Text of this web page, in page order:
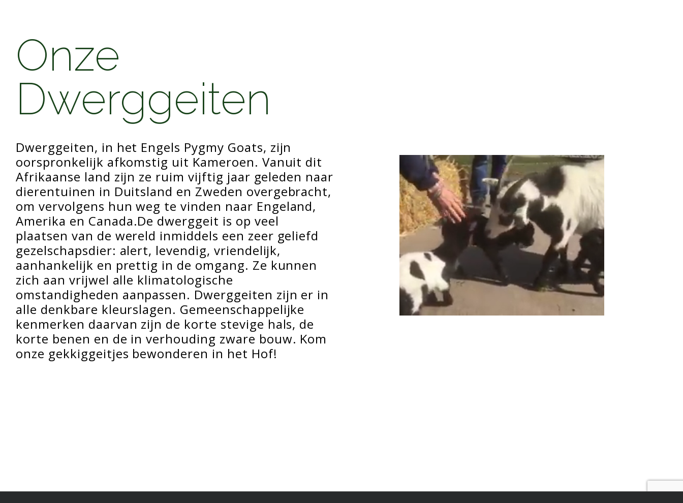
Onze
Dwerggeiten
Dwerggeiten, in het Engels Pygmy Goats, zijn
oorspronkelijk afkomstig uit Kameroen. Vanuit dit
Afrikaanse land zijn ze ruim vijftig jaar geleden naar
dierentuinen in Duitsland en Zweden overgebracht,
om vervolgens hun weg te vinden naar Engeland,
Amerika en Canada.De dwerggeit is op veel
plaatsen van de wereld inmiddels een zeer geliefd
gezelschapsdier: alert, levendig, vriendelijk,
aanhankelijk en prettig in de omgang. Ze kunnen
zich aan vrijwel alle klimatologische
omstandigheden aanpassen. Dwerggeiten zijn er in
alle denkbare kleurslagen. Gemeenschappelijke
kenmerken daarvan zijn de korte stevige hals, de
korte benen en de in verhouding zware bouw. Kom
onze gekkiggeitjes bewonderen in het Hof!